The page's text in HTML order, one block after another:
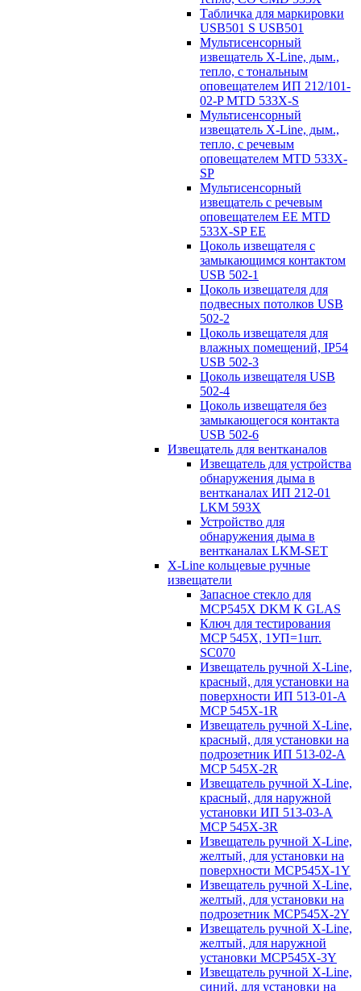
Табличка для маркировки
USB501 S USB501
Мультисенсорный
извещатель X-Line, дым.,
тепло, с тональным
оповещателем ИП 212/101-
02-P MTD 533X-S
Мультисенсорный
извещатель X-Line, дым.,
тепло, с речевым
оповещателем MTD 533X-
SP
Мультисенсорный
извещатель с речевым
оповещателем EE MTD
533X-SP EE
Цоколь извещателя с
замыкающимся контактом
USB 502-1
Цоколь извещателя для
подвесных потолков USB
502-2
Цоколь извещателя для
влажных помещений, IP54
USB 502-3
Цоколь извещателя USB
502-4
Цоколь извещателя без
замыкающегося контакта
USB 502-6
Извещатель для вентканалов
Извещатель для устройства
обнаружения дыма в
вентканалах ИП 212-01
LKM 593X
Устройство для
обнаружения дыма в
вентканалах LKM-SET
X-Line кольцевые ручные
извещатели
Запасное стекло для
MCP545Х DKM K GLAS
Ключ для тестирования
MCP 545X, 1УП=1шт.
SC070
Извещатель ручной X-Line,
красный, для установки на
поверхности ИП 513-01-A
MCP 545X-1R
Извещатель ручной X-Line,
красный, для установки на
подрозетник ИП 513-02-A
MCP 545X-2R
Извещатель ручной X-Line,
красный, для наружной
установки ИП 513-03-A
MCP 545X-3R
Извещатель ручной X-Line,
желтый, для установки на
поверхности MCP545X-1Y
Извещатель ручной X-Line,
желтый, для установки на
подрозетник MCP545X-2Y
Извещатель ручной X-Line,
желтый, для наружной
установки MCP545X-3Y
Извещатель ручной X-Line,
синий, для установки на